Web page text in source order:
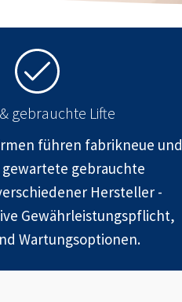
gebrauchte Lifte
führen fabrikneue und
gebrauchte
Hersteller -
Gewährleistungspflicht,
Wartungsoptionen.